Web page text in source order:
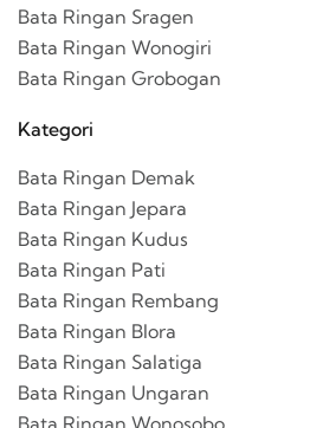
Bata Ringan Sragen
Bata Ringan Wonogiri
Bata Ringan Grobogan
Kategori
Bata Ringan Demak
Bata Ringan Jepara
Bata Ringan Kudus
Bata Ringan Pati
Bata Ringan Rembang
Bata Ringan Blora
Bata Ringan Salatiga
Bata Ringan Ungaran